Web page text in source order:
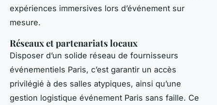
expériences immersives lors d’événement sur
mesure.
Réseaux et partenariats locaux
Disposer d’un solide réseau de fournisseurs
événementiels Paris, c’est garantir un accès
privilégié à des salles atypiques, ainsi qu’une
gestion logistique événement Paris sans faille. Ce